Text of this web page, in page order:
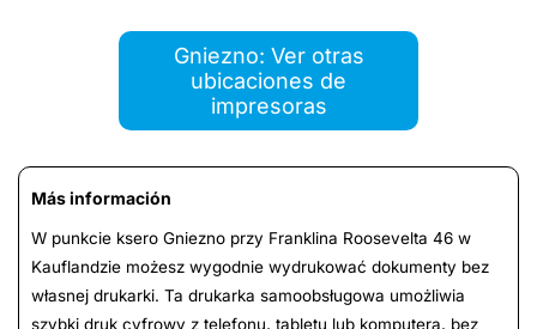
Gniezno: Ver otras
ubicaciones de
impresoras
Más información
W punkcie ksero Gniezno przy Franklina Roosevelta 46 w
Kauflandzie możesz wygodnie wydrukować dokumenty bez
własnej drukarki. Ta drukarka samoobsługowa umożliwia
szybki druk cyfrowy z telefonu, tabletu lub komputera, bez